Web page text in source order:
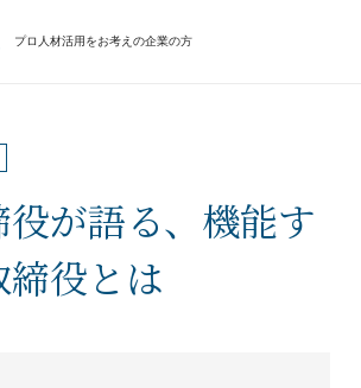
プロ人材活用をお考えの企業の方
が語る、機能す
締役とは